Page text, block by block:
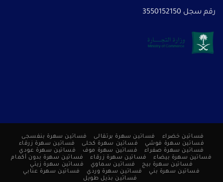
رقم سجل 3550152150
فساتين خضراء فساتين سهرة برتقالى
فساتين سهرة بنفسجى
فساتين سهرة فوشي
فساتين سهرة كحلى
فساتين سهرة زرقاء
فساتين سهرة صفراء
فساتين سهرة موف
فساتين سهرة عودي
فساتين سهرة بيضاء
فساتين سهرة زرقاء
فساتين سهرة بدون أكمام
فساتين سهرة بيج
فساتين سماوي
فساتين سهرة زيتي
فساتين سهرة بني
فساتين سهرة وردي
فساتين سهرة عنابي
فساتين بذيل طويل